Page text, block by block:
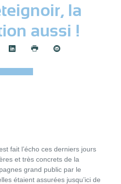
la
aussi !
fait l’écho ces derniers jours
et très concrets de la
grand public par le
étaient assurées jusqu’ici de